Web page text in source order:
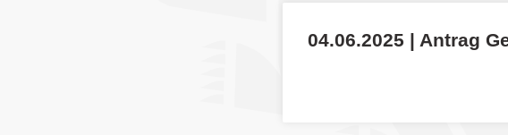
04.06.2025 | Antrag